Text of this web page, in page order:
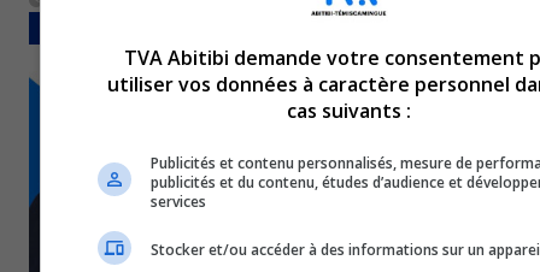
TVA Abitibi demande votre consentement
utiliser vos données à caractère personnel
cas suivants :
Publicités et contenu personnalisés, mesure de
publicités et du contenu, études d’audience et
services
Stocker et/ou accéder à des informations sur un